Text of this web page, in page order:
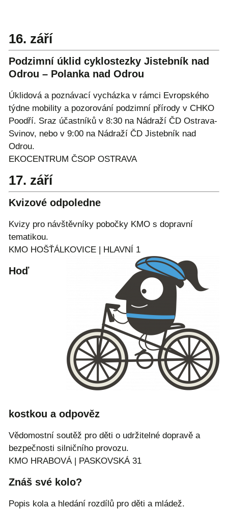
16. září
Podzimní úklid cyklostezky Jistebník nad
Odrou – Polanka nad Odrou
Úklidová a poznávací vycházka v rámci Evropského
týdne mobility a pozorování podzimní přírody v CHKO
Poodří. Sraz účastníků v 8:30 na Nádraží ČD Ostrava-
Svinov, nebo v 9:00 na Nádraží ČD Jistebník nad
Odrou.
EKOCENTRUM ČSOP OSTRAVA
17. září
Kvizové odpoledne
Kvizy pro návštěvníky pobočky KMO s dopravní
tematikou.
KMO HOŠŤÁLKOVICE | HLAVNÍ 1
Hoď
kostkou a odpověz
Vědomostní soutěž pro děti o udržitelné dopravě a
bezpečnosti silničního provozu.
KMO HRABOVÁ | PASKOVSKÁ 31
Znáš své kolo?
Popis kola a hledání rozdílů pro děti a mládež.